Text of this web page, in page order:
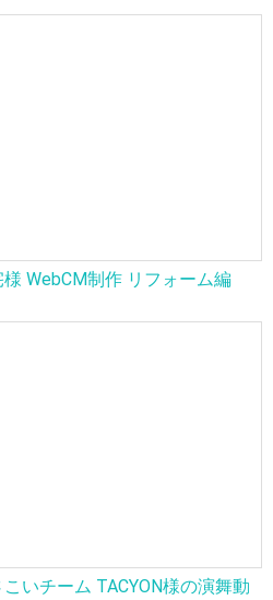
WebCM制作 リフォーム編
いチーム TACYON様の演舞動